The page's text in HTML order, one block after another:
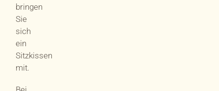
bringen
Sie
sich
ein
Sitzkissen
mit.